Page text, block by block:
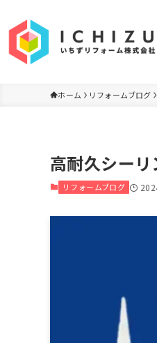
ホーム リフォームブログ
高耐久シー
リフォームブログ